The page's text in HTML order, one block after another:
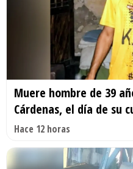
Muere hombre de 39
Cárdenas, el día de su
Hace 12 horas